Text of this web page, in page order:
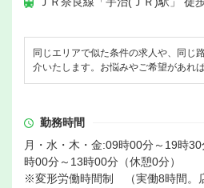
同じエリアで似た条件の求人や、同じ
介いたします。お悩みやご希望があれ
勤務時間
月・水・木・金:09時00分～19時
時00分～13時00分（休憩0分）
※変形労働時間制 （実働8時間。